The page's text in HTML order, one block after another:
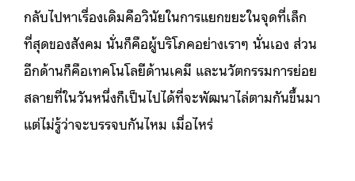
กลับไปหาเรื่องเดิมคือวินัยในการแยกขยะในจุดที่เล็ก
ที่สุดของสังคม นั่นก็คือผู้บริโภคอย่างเราๆ นั่นเอง ส่วน
อีกด้านก็คือเทคโนโลยีด้านเคมี และนวัตกรรมการย่อย
สลายที่ในวันหนึ่งก็เป็นไปได้ที่จะพัฒนาไล่ตามกันขึ้นมา
แต่ไม่รู้ว่าจะบรรจบกันไหม เมื่อไหร่